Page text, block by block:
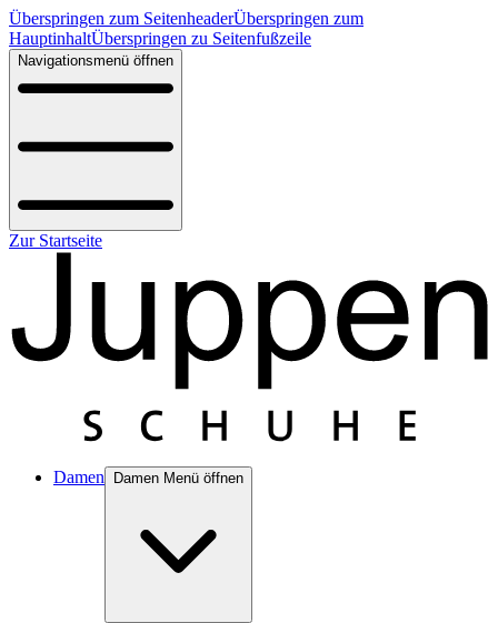
Überspringen zum SeitenheaderÜberspringen zum
HauptinhaltÜberspringen zu Seitenfußzeile
Navigationsmenü öffnen
Zur Startseite
Damen Damen Menü öffnen